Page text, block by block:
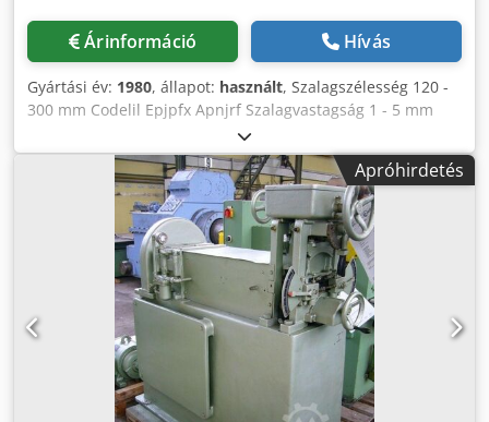
Árinformáció Hívás
Gyártási év: 1980, állapot: használt, Szalagszélesség 120 -
300 mm Codelil Epjpfx Apnjrf Szalagvastagság 1 - 5 mm
Referenciaanyag (szakítószilárdság) 800 N/mm²
Apróhirdetés